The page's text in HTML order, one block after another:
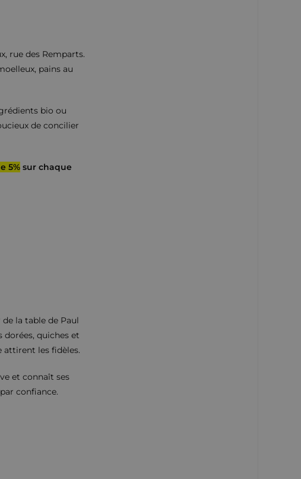
rue des Remparts.
pains au
bio ou
de concilier
5% sur chaque
la table de Paul
quiches et
attirent les fidèles.
et connaît ses
confiance.